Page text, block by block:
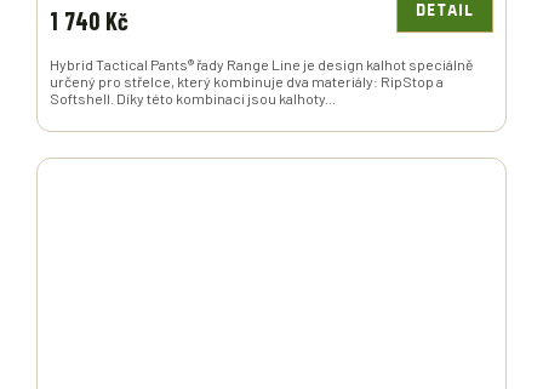
1 740 Kč DETAIL
Hybrid Tactical Pants® řady Range Line je design kalhot speciálně
určený pro střelce, který kombinuje dva materiály: RipStop a
Softshell. Díky této kombinaci jsou kalhoty...